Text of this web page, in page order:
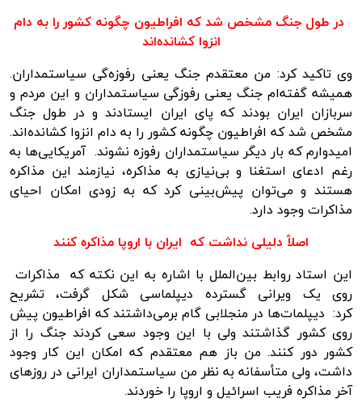
در طول جنگ مشخص شد که افراطیون چگونه کشور را به دام
انزوا کشانده‌اند
وی تاکید کرد: من معتقدم جنگ یعنی رفوزه‌گی سیاستمداران.
همیشه گفته‌ام جنگ یعنی رفوزگی سیاستمداران و این مردم و
سربازان ایران بودند که پای ایران ایستادند و در طول جنگ
مشخص شد که افراطیون چگونه کشور را به دام انزوا کشانده‌اند.
امیدوارم که بار دیگر سیاستمداران رفوزه نشوند. آمریکایی‌ها به
رغم ادعای استغنا و بی‌نیازی به مذاکره، نیازمند این مذاکره
هستند و می‌توان پیش‌بینی کرد که به زودی امکان احیای
مذاکرات وجود دارد.
اصلاً دلیلی نداشت که ایران با اروپا مذاکره کنند
این استاد روابط بین‌الملل با اشاره به این نکته که مذاکرات
روی یک ویرانی گسترده دیپلماسی شکل گرفت، تشریح
کرد: دیپلمات‌ها در منجلابی گام برمی‌داشتند که افراطیون پیش
روی کشور گذاشتند ولی با این وجود سعی کردند جنگ را از
کشور دور کنند. من باز هم معتقدم که امکان این کار وجود
داشت، ولی متأسفانه به نظر من سیاستمداران ایرانی در روزهای
آخر مذاکره فریب اسرائیل و اروپا را خوردند.